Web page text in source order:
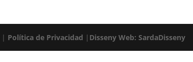
| Política de Privacidad | Disseny Web: SardaDisseny